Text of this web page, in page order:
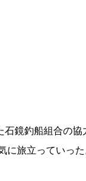
鏡釣船組合の協
旅立っていった